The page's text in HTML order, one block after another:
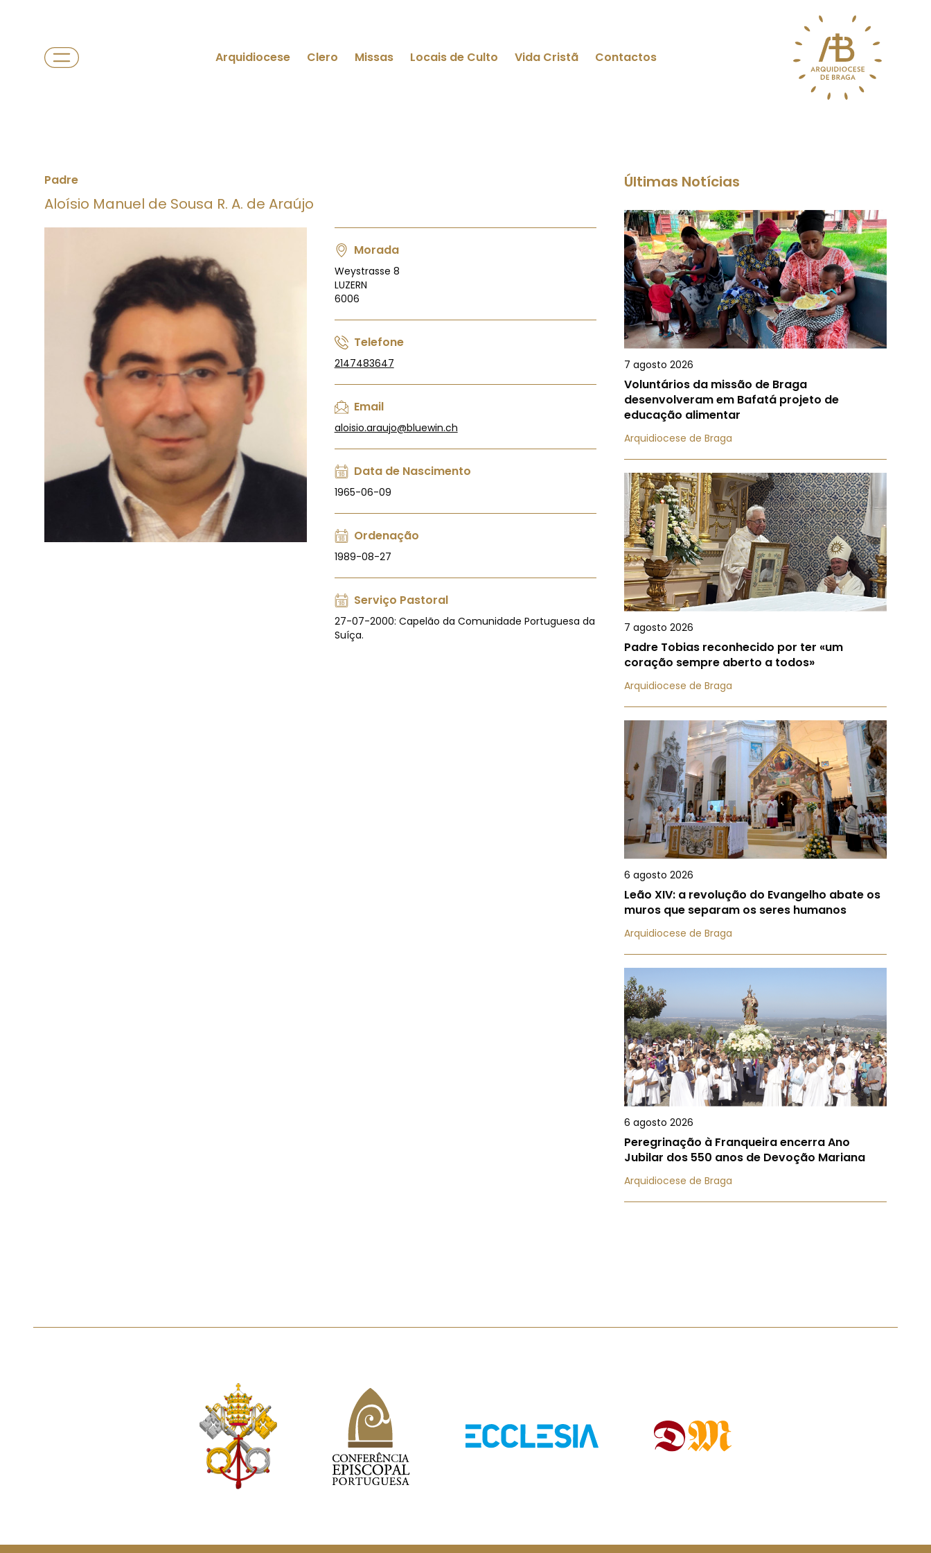
Arquidiocese Clero Missas Locais de Culto Vida Cristã Contactos
Padre
Aloísio Manuel de Sousa R. A. de Araújo
Morada
Weystrasse 8
LUZERN
6006
Telefone
2147483647
Email
aloisio.araujo@bluewin.ch
Data de Nascimento
1965-06-09
Ordenação
1989-08-27
Serviço Pastoral
27-07-2000: Capelão da Comunidade Portuguesa da
Suíça.
Últimas Notícias
7 agosto 2026
Voluntários da missão de Braga
desenvolveram em Bafatá projeto de
educação alimentar
Arquidiocese de Braga
7 agosto 2026
Padre Tobias reconhecido por ter «um
coração sempre aberto a todos»
Arquidiocese de Braga
6 agosto 2026
Leão XIV: a revolução do Evangelho abate os
muros que separam os seres humanos
Arquidiocese de Braga
6 agosto 2026
Peregrinação à Franqueira encerra Ano
Jubilar dos 550 anos de Devoção Mariana
Arquidiocese de Braga